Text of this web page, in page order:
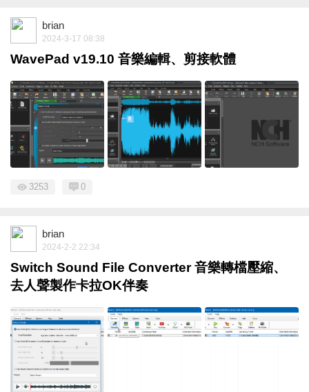
brian
2024-3-17 08:38
WavePad v19.10 音樂編輯、剪接軟體
3253 0
brian
2024-2-2 22:34
Switch Sound File Converter 音樂轉檔壓縮、
去人聲製作卡拉OK伴奏